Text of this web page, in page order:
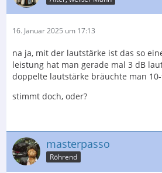
16. Januar 2025 um 17:13
na ja, mit der lautstärke ist das so
leistung hat man gerade mal 3 dB
doppelte lautstärke bräuchte man
stimmt doch, oder?
masterpasso
Röhrend